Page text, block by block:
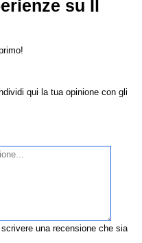
su Il
qui la tua opinione con gli
una recensione che sia